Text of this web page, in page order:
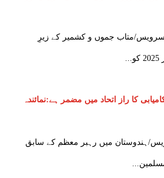
سرویس/متاب جموں و کشمیر کے زیرِ
کا راز اتحاد میں مضمر ہے:نمائندہ
ہندوستان میں رہبر معظم کے سابق